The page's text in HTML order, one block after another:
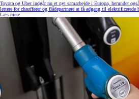
Toyota og Uber indgår nu et nyt samarbejde i Europa, herunder
lettere for chauffører og flådepartnere at få adgang til elektrificerede
Læs mere